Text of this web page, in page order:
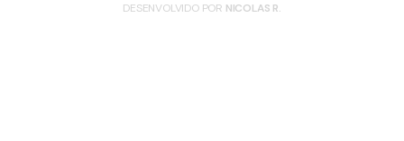
DESENVOLVIDO POR NICOLAS R.